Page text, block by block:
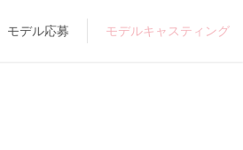
モデル応募 モデルキャスティング